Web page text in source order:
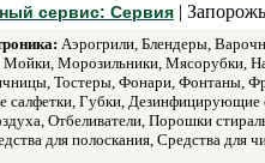
сервис: Сервия |
Аэрогрили, Блендеры,
Морозильники, Мясорубки,
Тостеры, Фонари, Фонтаны,
салфетки, Губки, Дезинфицирующие
Отбеливатели, Порошки
для полоскания, Средства для